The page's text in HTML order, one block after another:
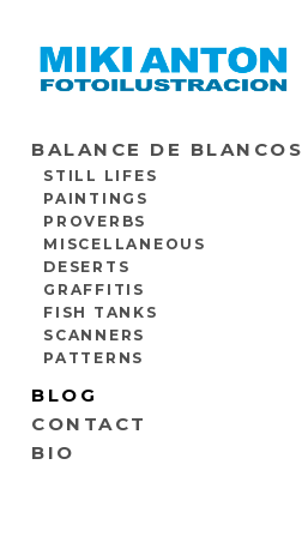
BALANCE DE BLANCOS
STILL LIFES
PAINTINGS
PROVERBS
MISCELLANEOUS
DESERTS
GRAFFITIS
FISH TANKS
SCANNERS
PATTERNS
BLOG
CONTACT
BIO